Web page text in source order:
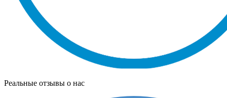
Реальные отзывы о нас